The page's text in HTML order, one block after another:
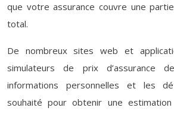
que votre assurance couvre une
total.
De nombreux sites web et
simulateurs de prix d’assurance
informations personnelles et les
souhaité pour obtenir une